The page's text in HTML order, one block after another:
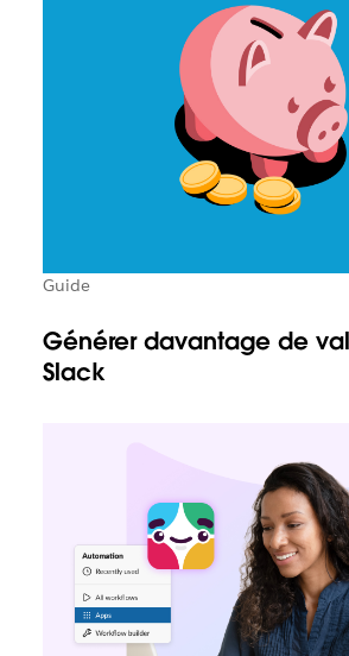
Guide
Générer davantage de
Slack